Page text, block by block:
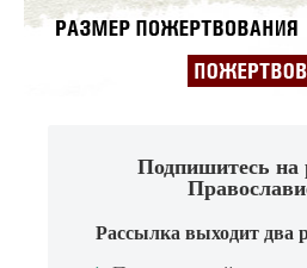
Подпишитесь на
Рассылка выходит два